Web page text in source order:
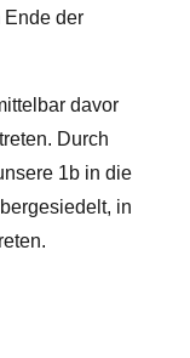
Ende der
davor
Durch
1b in die
in